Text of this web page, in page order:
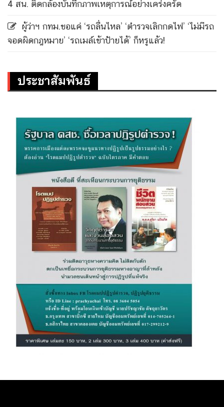
4 สน. ติดกล้องบันทึกภาพเหตุการณ์อย่างเคร่งครัด
ผู้ว่าฯ กทม.ขอแค่ ‘รถลื่นไหล’ ‘ตำรวจเลิกกดไฟ’ ‘ไม่มีรถ
จอดผิดกฎหมาย’ ‘รถเมล์เข้าป้ายได้’ ก็หรูแล้ว!
ประชาสัมพันธ์